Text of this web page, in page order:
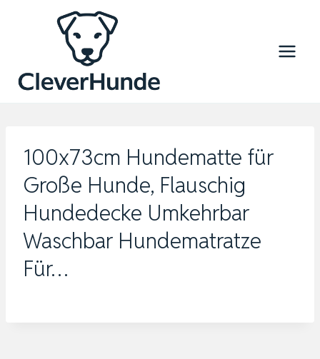
100x73cm Hundematte für
Große Hunde, Flauschig
Hundedecke Umkehrbar
Waschbar Hundematratze
Für…